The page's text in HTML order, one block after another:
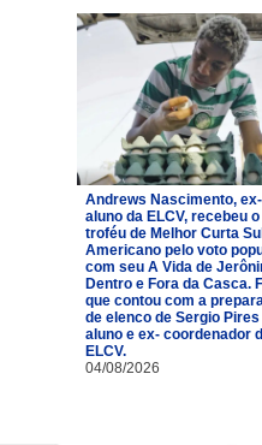
Andrews Nascimento, ex-
aluno da ELCV, recebeu o
troféu de Melhor Curta
Americano pelo voto
com seu A Vida de
Dentro e Fora da Casca.
que contou com a
de elenco de Sergio
aluno e ex- coordenador
ELCV.
04/08/2026